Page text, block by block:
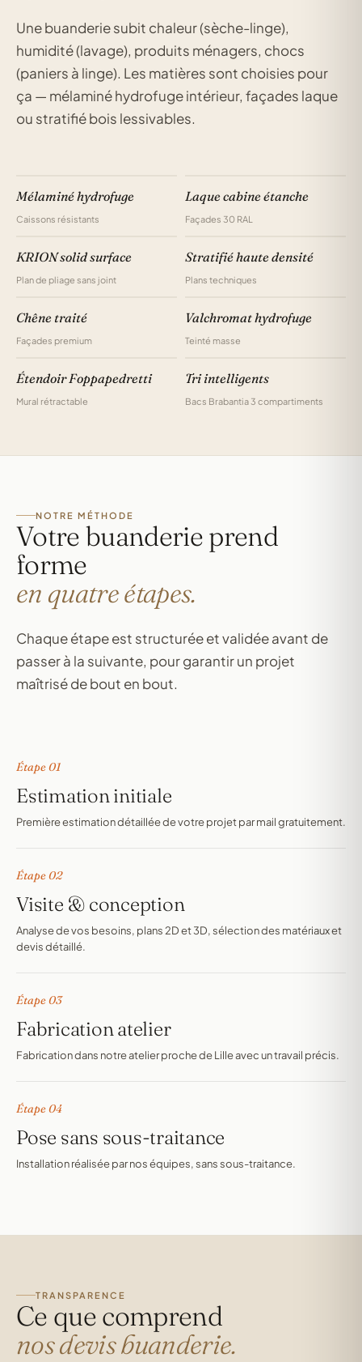
Une buanderie subit chaleur (sèche-linge),
humidité (lavage), produits ménagers, chocs
(paniers à linge). Les matières sont choisies pour
ça — mélaminé hydrofuge intérieur, façades laque
ou stratifié bois lessivables.
Mélaminé hydrofuge
Caissons résistants
Laque cabine étanche
Façades 30 RAL
KRION solid surface
Plan de pliage sans joint
Stratifié haute densité
Plans techniques
Chêne traité
Façades premium
Valchromat hydrofuge
Teinté masse
Étendoir Foppapedretti
Mural rétractable
Tri intelligents
Bacs Brabantia 3 compartiments
NOTRE MÉTHODE
Votre buanderie prend
forme
en quatre étapes.
Chaque étape est structurée et validée avant de
passer à la suivante, pour garantir un projet
maîtrisé de bout en bout.
Étape 01
Estimation initiale
Première estimation détaillée de votre projet par mail gratuitement.
Étape 02
Visite & conception
Analyse de vos besoins, plans 2D et 3D, sélection des matériaux et
devis détaillé.
Étape 03
Fabrication atelier
Fabrication dans notre atelier proche de Lille avec un travail précis.
Étape 04
Pose sans sous-traitance
Installation réalisée par nos équipes, sans sous-traitance.
TRANSPARENCE
Ce que comprend
nos devis buanderie.